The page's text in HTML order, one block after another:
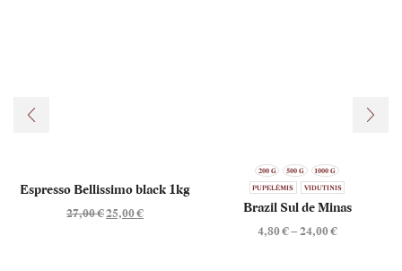
Espresso Bellissimo black 1kg
27,00€25,00€
200 G 500 G 1000 G
PUPELĖMIS VIDUTINIS
Brazil Sul de Minas
4,80€–24,00€